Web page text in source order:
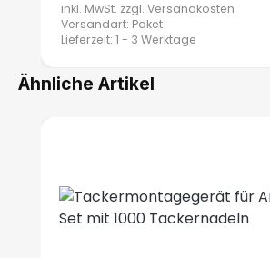
inkl. MwSt. zzgl. Versandkosten
Versandart: Paket
Lieferzeit: 1 - 3 Werktage
Ähnliche Artikel